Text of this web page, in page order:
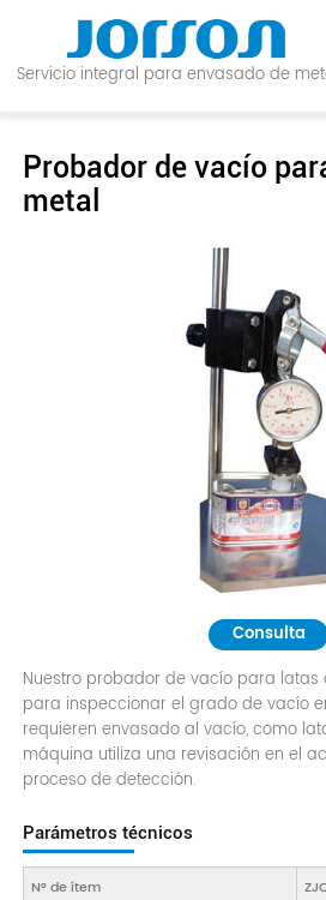
Servicio integral para envasado de
Probador de vacío
metal
Consulta
Nuestro probador de vacío para latas
para inspeccionar el grado de vacío
requieren envasado al vacío, como
máquina utiliza una revisación en el
proceso de detección.
Parámetros técnicos
N° de ítem